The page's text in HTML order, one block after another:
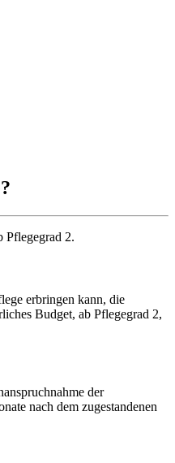
Pflegegrad 2.
erbringen kann, die
Budget, ab Pflegegrad 2,
der
nach dem zugestandenen